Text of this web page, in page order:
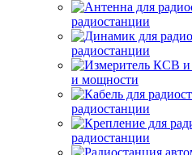
радиостанции
радиостанции
и мощности
радиостанции
радиостанции